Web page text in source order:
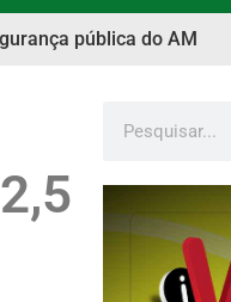
pública do AM